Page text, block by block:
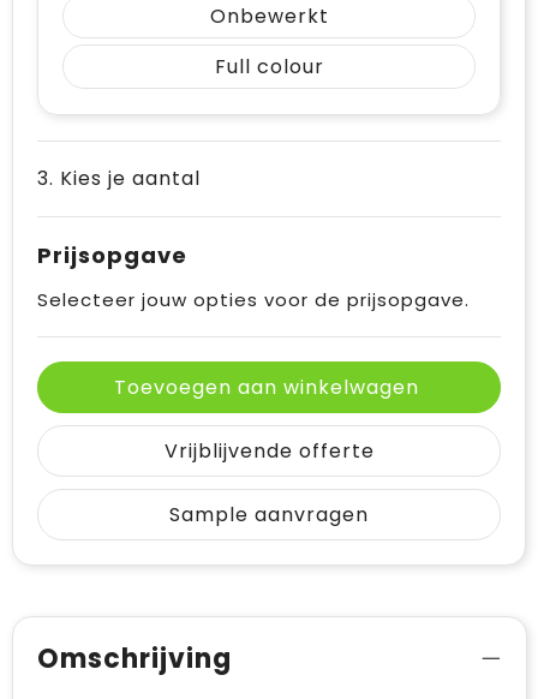
Onbewerkt
Full colour
3. Kies je aantal
Prijsopgave
Selecteer jouw opties voor de prijsopgave.
Toevoegen aan winkelwagen
Vrijblijvende offerte
Sample aanvragen
Omschrijving